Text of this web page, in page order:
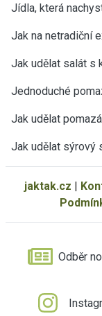
Jídla, která
Jak na netradiční
Jak udělat salát s
Jednoduché
Jak udělat
Jak udělat sýrový
jaktak.cz |
Odběr